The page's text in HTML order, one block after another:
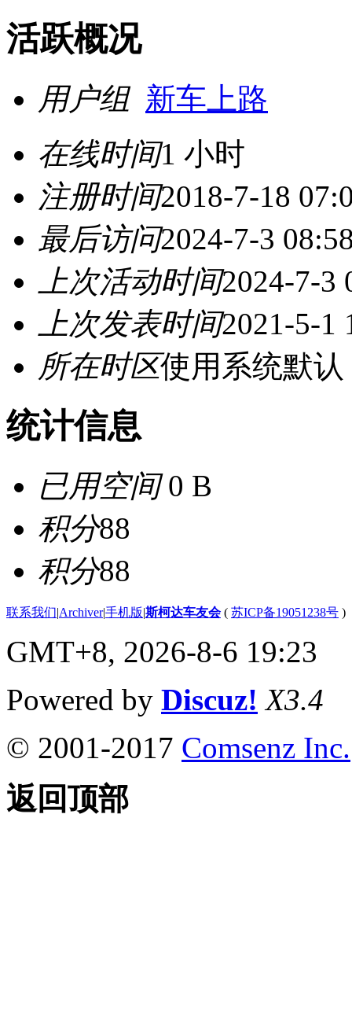
活跃概况
用户组 新车上路
在线时间1 小时
注册时间2018-7-18
最后访问2024-7-3
上次活动时间2024-7-3
上次发表时间2021-5-1
所在时区使用系统默认
统计信息
已用空间0 B
积分88
积分88
联系我们|Archiver|手机版|斯柯达车友会( 苏ICP备19051238号 )
GMT+8, 2026-8-6 19:23
Powered by Discuz! X3.4
© 2001-2017 Comsenz Inc.
返回顶部